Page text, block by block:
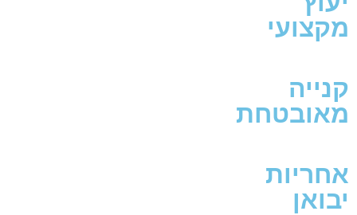
מקצועי
קנייה
מאובטחת
אחריות
יבואן